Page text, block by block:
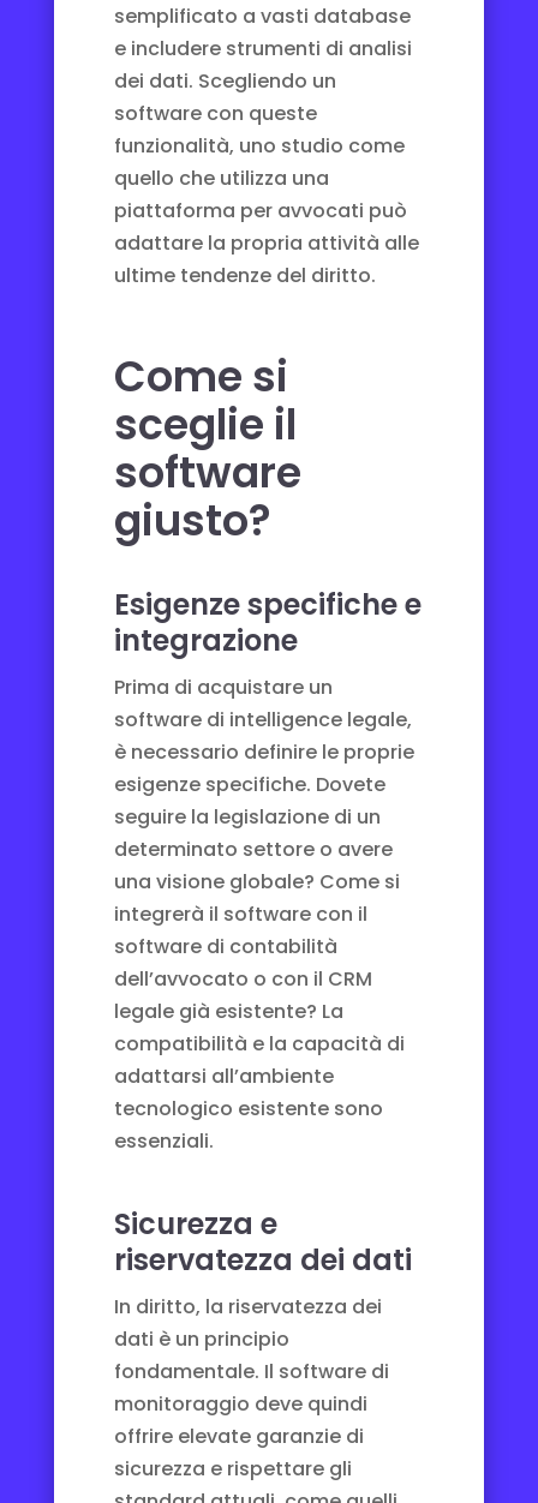
semplificato a vasti database
e includere strumenti di analisi
dei dati. Scegliendo un
software con queste
funzionalità, uno studio come
quello che utilizza una
piattaforma per avvocati può
adattare la propria attività alle
ultime tendenze del diritto.
Come si
sceglie il
software
giusto?
Esigenze specifiche e
integrazione
Prima di acquistare un
software di intelligence legale,
è necessario definire le proprie
esigenze specifiche. Dovete
seguire la legislazione di un
determinato settore o avere
una visione globale? Come si
integrerà il software con il
software di contabilità
dell’avvocato o con il CRM
legalegià esistente? La
compatibilità e la capacità di
adattarsi all’ambiente
tecnologico esistente sono
essenziali.
Sicurezza e
riservatezza dei dati
In diritto, la riservatezza dei
dati è un principio
fondamentale. Il software di
monitoraggio deve quindi
offrire elevate garanzie di
sicurezza e rispettare gli